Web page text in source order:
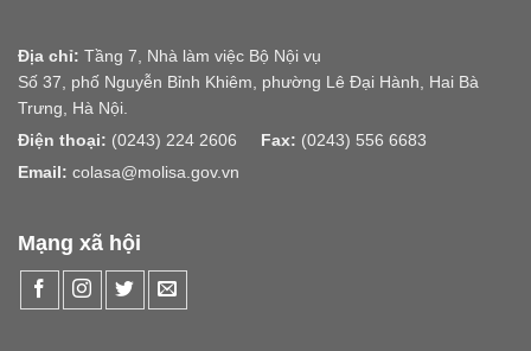
Địa chỉ: Tầng 7, Nhà làm việc Bộ Nội vụ
Số 37, phố Nguyễn Bỉnh Khiêm, phường Lê Đại Hành, Hai Bà
Trưng, Hà Nội.
Điện thoại: (0243) 224 2606 Fax: (0243) 556 6683
Email: colasa@molisa.gov.vn
Mạng xã hội